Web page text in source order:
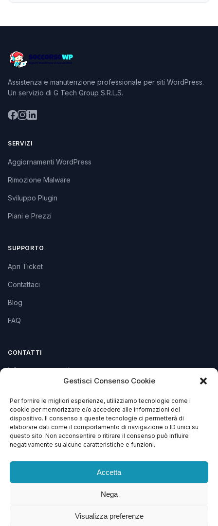
Gestisci Consenso Cookie
Per fornire le migliori esperienze, utilizziamo tecnologie come i
cookie per memorizzare e/o accedere alle informazioni del
dispositivo. Il consenso a queste tecnologie ci permetterà di
elaborare dati come il comportamento di navigazione o ID unici su
questo sito. Non acconsentire o ritirare il consenso può influire
negativamente su alcune caratteristiche e funzioni.
Accetta
Nega
Visualizza preferenze
Assistenza e manutenzione professionale per siti WordPress.
Un servizio di G Tech Group S.R.L.S.
SERVIZI
Aggiornamenti WordPress
Rimozione Malware
Sviluppo Plugin
Piani e Prezzi
SUPPORTO
Apri Ticket
Contattaci
Blog
FAQ
CONTATTI
info@soccorsowp.it
PEC: gtechgroup@pec.it
Privacy Policy
Cookie Policy
Termini e Condizioni
1.500,00